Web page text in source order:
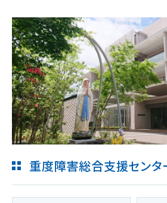
重度障害総合支援センタ